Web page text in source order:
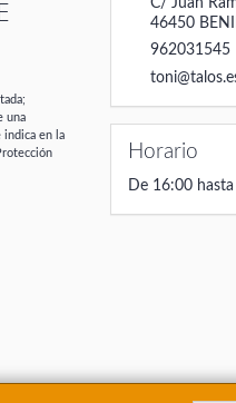
una
indica en la
C/ Juan
46450
962031545
Horario
De 16:00